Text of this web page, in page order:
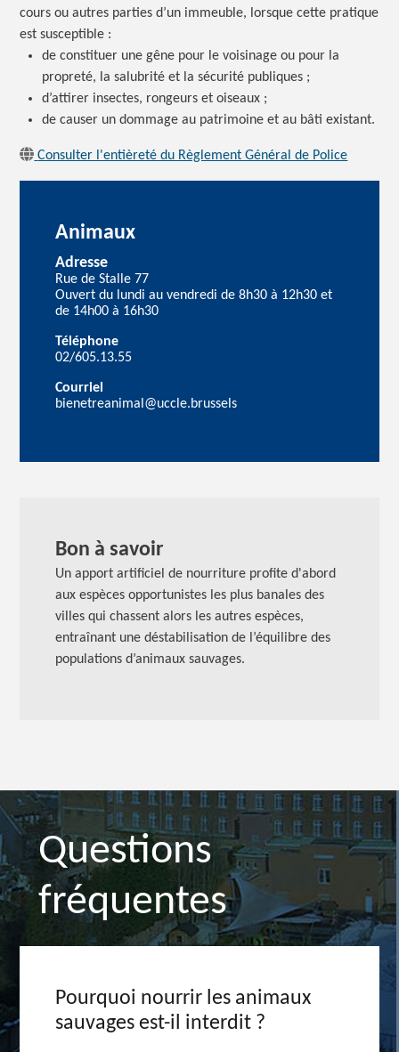
cours ou autres parties d’un immeuble, lorsque cette pratique
estsusceptible :
de constituer une gêne pour le voisinage ou pour la
propreté, la salubrité et la sécurité publiques ;
d’attirer insectes, rongeurs etoiseaux ;
de causer un dommage au patrimoine et au bâti existant.
Consulter l'entièreté du Règlement Général de Police
Animaux
Adresse
Rue de Stalle 77
Ouvert du lundi au vendredi de 8h30 à 12h30 et
de 14h00 à 16h30
Téléphone
02/605.13.55
Courriel
bienetreanimal@uccle.brussels
Bon à savoir
Un apport artificiel de nourriture profite d'abord
aux espèces opportunistes les plus banales des
villes qui chassent alors les autres espèces,
entraînant une déstabilisation de l’équilibre des
populations d’animaux sauvages.
Questions
fréquentes
Pourquoi nourrir les animaux
sauvages est-il interdit ?